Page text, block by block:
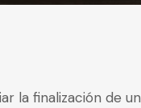
la finalización de un